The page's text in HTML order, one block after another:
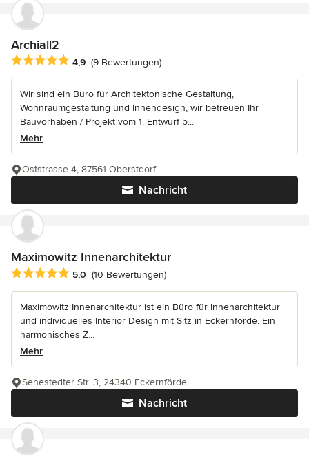
Archiall2
Durchschnittliche Bewertung: 4.9 von 5 Sternen
4,9 (9 Bewertungen)
Wir sind ein Büro für Architektonische Gestaltung,
Wohnraumgestaltung und Innendesign, wir betreuen Ihr
Bauvorhaben / Projekt vom 1. Entwurf b...
Mehr
Nachricht
Oststrasse 4, 87561 Oberstdorf
Maximowitz Innenarchitektur
Durchschnittliche Bewertung: 5 von 5 Sternen
5,0 (10 Bewertungen)
Maximowitz Innenarchitektur ist ein Büro für Innenarchitektur
und individuelles Interior Design mit Sitz in Eckernförde. Ein
harmonisches Z...
Mehr
Nachricht
Sehestedter Str. 3, 24340 Eckernförde